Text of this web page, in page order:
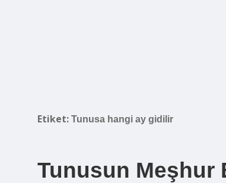
Etiket: Tunusa hangi ay gidilir
Tunusun Meşhur